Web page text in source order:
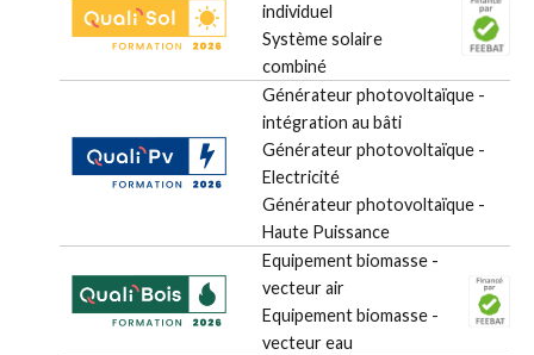
individuel
Système solaire
combiné
Générateur photovoltaïque -
intégration au bâti
Générateur photovoltaïque -
Electricité
Générateur photovoltaïque -
Haute Puissance
Equipement biomasse -
vecteur air
Equipement biomasse -
vecteur eau